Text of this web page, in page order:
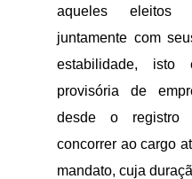
aqueles eleitos
juntamente com
estabilidade, isto
provisória de
desde o registro
concorrer ao cargo
mandato, cuja